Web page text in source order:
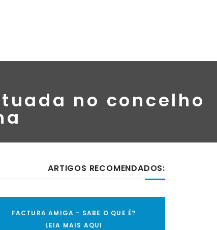
no concelho
ARTIGOS RECOMENDADOS:
FACTURA AMIGA - SABE O QUE É?
LEIA MAIS AQUI